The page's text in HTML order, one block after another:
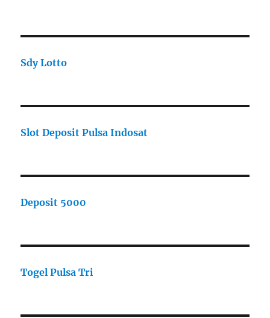
Sdy Lotto
Slot Deposit Pulsa Indosat
Deposit 5000
Togel Pulsa Tri